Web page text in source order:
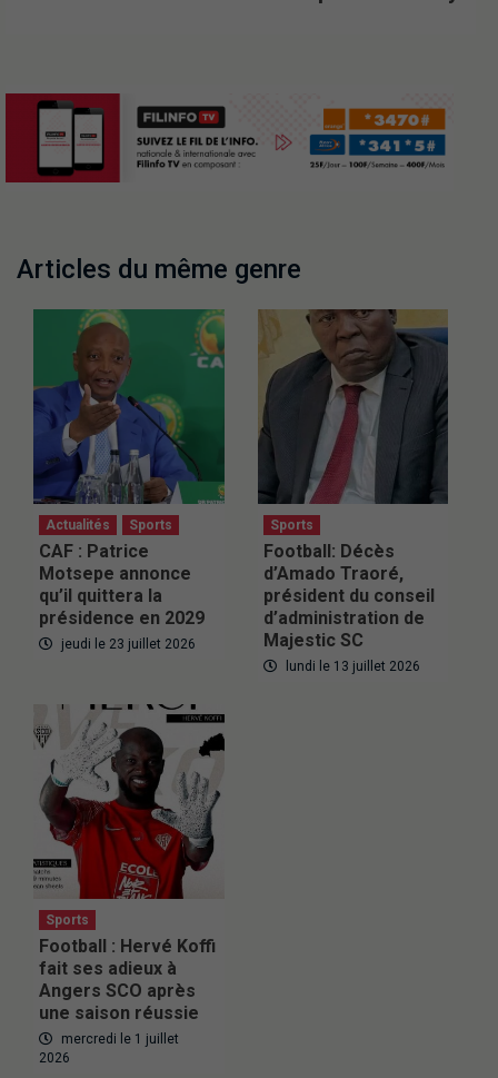
Articles du même genre
Actualités Sports
CAF : Patrice
Motsepe annonce
qu’il quittera la
présidence en 2029
jeudi le 23 juillet 2026
Sports
Football: Décès
d’Amado Traoré,
président du conseil
d’administration de
Majestic SC
lundi le 13 juillet 2026
Sports
Football : Hervé Koffi
fait ses adieux à
Angers SCO après
une saison réussie
mercredi le 1 juillet
2026